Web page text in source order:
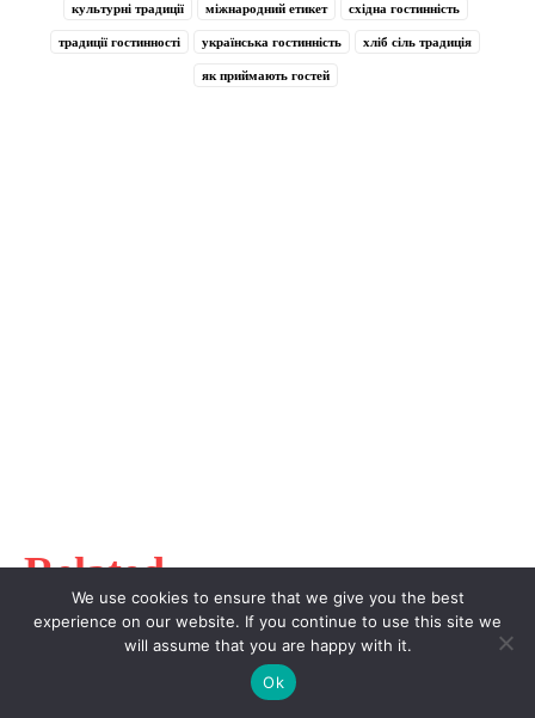
Related
Стоматології
культурні традиції міжнародний етикет східна гостинність
традиції гостинності українська гостинність хліб сіль традиція
як приймають гостей
We use cookies to ensure that we give you the best
experience on our website. If you continue to use this site we
will assume that you are happy with it.
Ok